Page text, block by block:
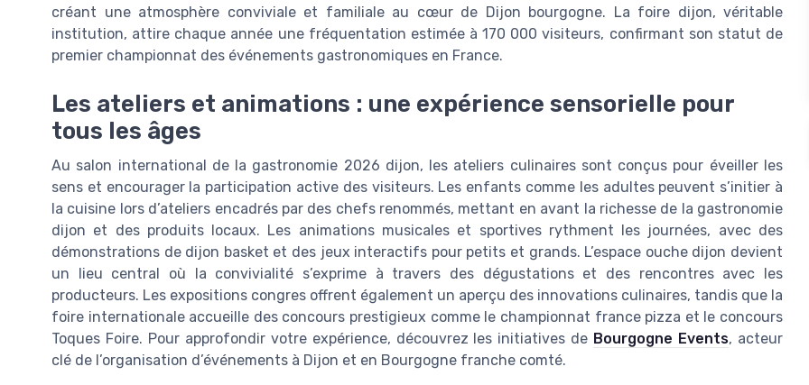
créant une atmosphère conviviale et familiale au cœur de Dijon bourgogne. La foire dijon, véritable
institution, attire chaque année une fréquentation estimée à 170 000 visiteurs, confirmant son statut de
premier championnat des événements gastronomiques en France.
Les ateliers et animations : une expérience sensorielle pour
tous les âges
Au salon international de la gastronomie 2026 dijon, les ateliers culinaires sont conçus pour éveiller les
sens et encourager la participation active des visiteurs. Les enfants comme les adultes peuvent s’initier à
la cuisine lors d’ateliers encadrés par des chefs renommés, mettant en avant la richesse de la gastronomie
dijon et des produits locaux. Les animations musicales et sportives rythment les journées, avec des
démonstrations de dijon basket et des jeux interactifs pour petits et grands. L’espace ouche dijon devient
un lieu central où la convivialité s’exprime à travers des dégustations et des rencontres avec les
producteurs. Les expositions congres offrent également un aperçu des innovations culinaires, tandis que la
foire internationale accueille des concours prestigieux comme le championnat france pizza et le concours
Toques Foire. Pour approfondir votre expérience, découvrez les initiatives de Bourgogne Events, acteur
clé de l’organisation d’événements à Dijon et en Bourgogne franche comté.